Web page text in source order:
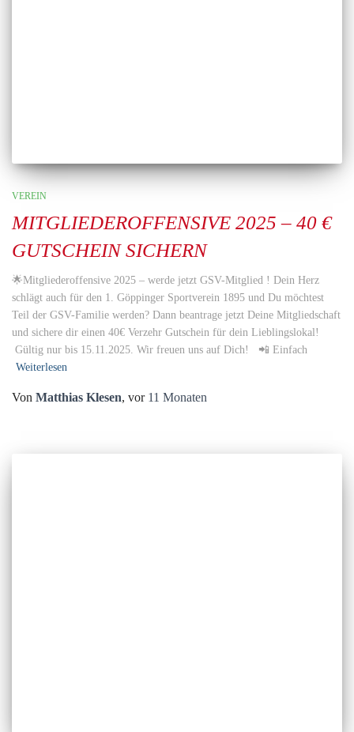
VEREIN
MITGLIEDEROFFENSIVE 2025 – 40 €
GUTSCHEIN SICHERN
🌟Mitgliederoffensive 2025 – werde jetzt GSV-Mitglied ! Dein Herz
schlägt auch für den 1. Göppinger Sportverein 1895 und Du möchtest
Teil der GSV-Familie werden? Dann beantrage jetzt Deine Mitgliedschaft
und sichere dir einen 40€ Verzehr Gutschein für dein Lieblingslokal!
Gültig nur bis 15.11.2025. Wir freuen uns auf Dich! 📲 Einfach
Weiterlesen
Von Matthias Klesen, vor 11 Monaten